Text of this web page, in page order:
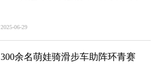
2025-06-29
300余名萌娃骑滑步车助阵环青赛